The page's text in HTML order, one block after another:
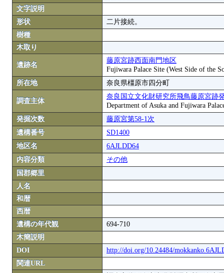
文字説明
形状
二片接続。
樹種
木取り
遺跡名
藤原宮跡西面南門地区
Fujiwara Palace Site (West Side of the
所在地
奈良県橿原市四分町
調査主体
奈良国立文化財研究所飛鳥藤原宮跡
Department of Asuka and Fujiwara
発掘次数
藤原宮第58-1次
遺構番号
SD1400
地区名
6AJLDD64
内容分類
その他
国郡郷里
人名
和暦
西暦
遺構の年代観
694-710
木簡説明
DOI
http://doi.org/10.24484/
関連URL